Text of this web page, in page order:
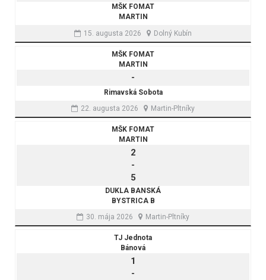
MŠK FOMAT
MARTIN
15. augusta 2026
Dolný Kubín
MŠK FOMAT
MARTIN
-
Rimavská Sobota
22. augusta 2026
Martin-Pltníky
MŠK FOMAT
MARTIN
2
-
5
DUKLA BANSKÁ
BYSTRICA B
30. mája 2026
Martin-Pltníky
TJ Jednota
Bánová
1
-